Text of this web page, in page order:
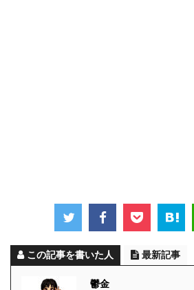
この記事を書いた人 最新記事
鬱金